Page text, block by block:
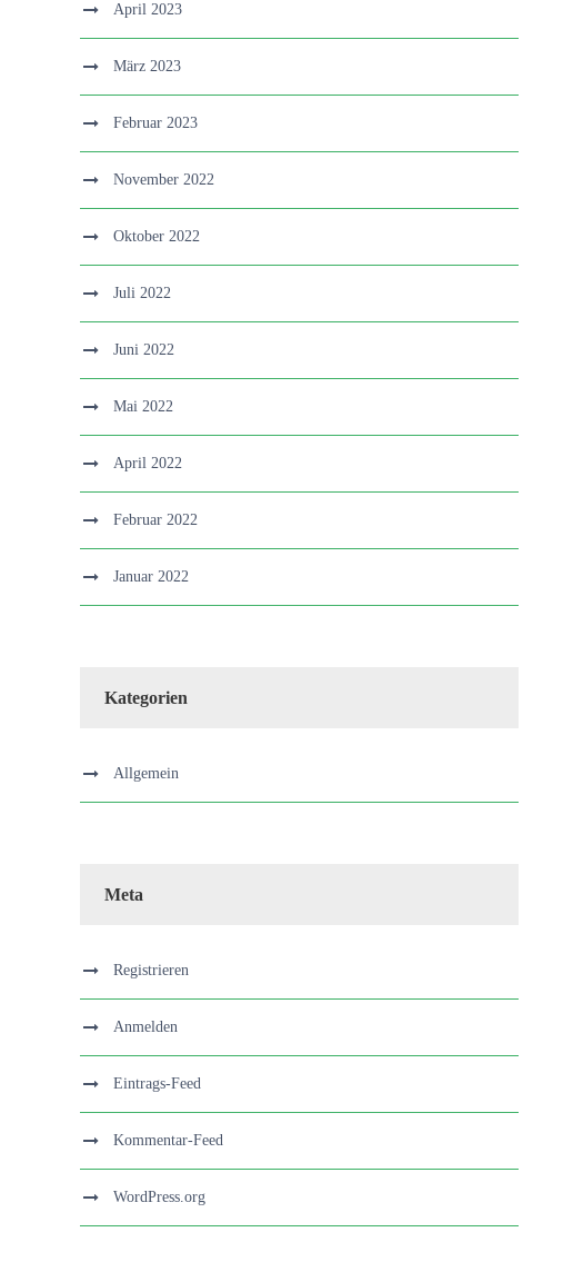
April 2023
März 2023
Februar 2023
November 2022
Oktober 2022
Juli 2022
Juni 2022
Mai 2022
April 2022
Februar 2022
Januar 2022
Kategorien
Allgemein
Meta
Registrieren
Anmelden
Eintrags-Feed
Kommentar-Feed
WordPress.org